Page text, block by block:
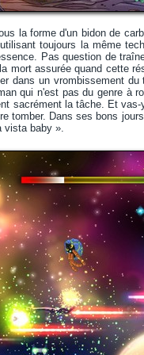
la forme d'un bidon de
toujours la même
Pas question de
mort assurée quand cette
dans un vrombissement
qui n'est pas du genre à
sacrément la tâche. Et
tomber. Dans ses bons
vista baby ».